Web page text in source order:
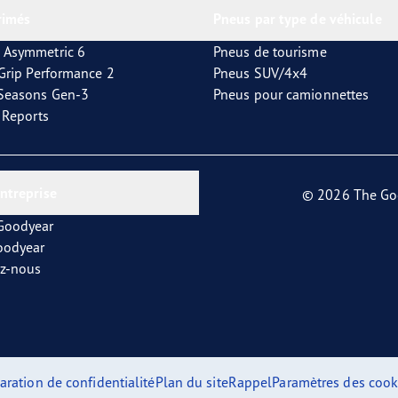
6
Performance 2
Gen-3
Pneus de tourisme
Pneus SUV/4x4
Pneus pour camionnettes
nous
© 2026 The
de confidentialitéPlan du siteRappelParamètres des